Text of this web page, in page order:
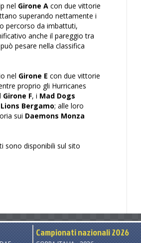
nel Girone A con due vittorie
superando nettamente i
percorso da imbattuti,
anche il pareggio tra
pesare nella classifica
nel Girone E con due vittorie
proprio gli Hurricanes
Girone F, i Mad Dogs
Lions Bergamo; alle loro
sui Daemons Monza
sono disponibili sul sito
Campionati nazionali 2026